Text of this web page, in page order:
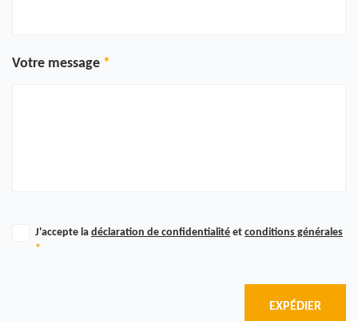
Votre message
J'accepte la déclaration de confidentialité et conditions générales
*
EXPÉDIER